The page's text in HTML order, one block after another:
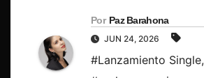
Por Paz Barahona
JUN 24, 2026
#Lanzamiento Single,